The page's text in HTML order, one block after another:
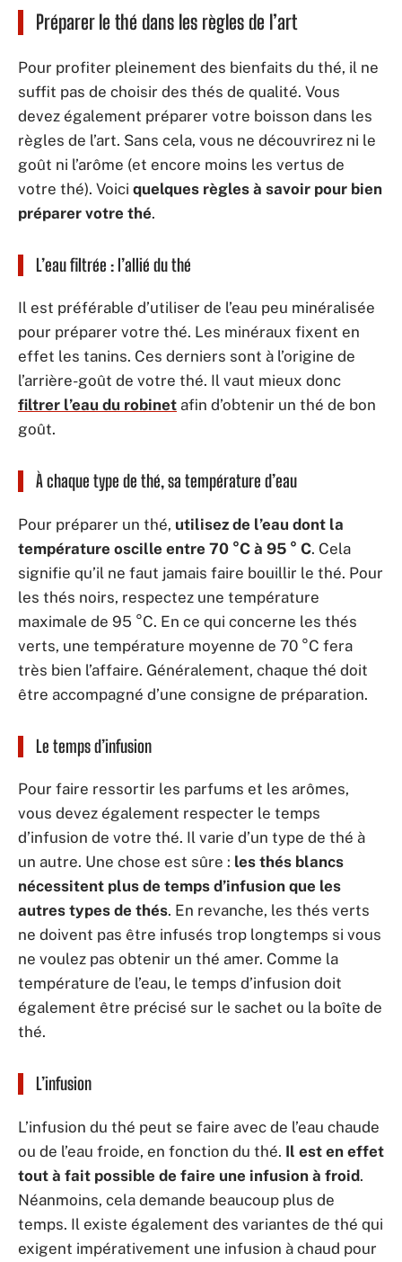
Préparer le thé dans les règles de l’art
Pour profiter pleinement des bienfaits du thé, il ne
suffit pas de choisir des thés de qualité. Vous
devez également préparer votre boisson dans les
règles de l’art. Sans cela, vous ne découvrirez ni le
goût ni l’arôme (et encore moins les vertus de
votre thé). Voici quelques règles à savoir pour bien
préparer votre thé.
L’eau filtrée : l’allié du thé
Il est préférable d’utiliser de l’eau peu minéralisée
pour préparer votre thé. Les minéraux fixent en
effet les tanins. Ces derniers sont à l’origine de
l’arrière-goût de votre thé. Il vaut mieux donc
filtrer l’eau du robinet afin d’obtenir un thé de bon
goût.
À chaque type de thé, sa température d’eau
Pour préparer un thé, utilisez de l’eau dont la
température oscille entre 70 °C à 95 ° C. Cela
signifie qu’il ne faut jamais faire bouillir le thé. Pour
les thés noirs, respectez une température
maximale de 95 °C. En ce qui concerne les thés
verts, une température moyenne de 70 °C fera
très bien l’affaire. Généralement, chaque thé doit
être accompagné d’une consigne de préparation.
Le temps d’infusion
Pour faire ressortir les parfums et les arômes,
vous devez également respecter le temps
d’infusion de votre thé. Il varie d’un type de thé à
un autre. Une chose est sûre : les thés blancs
nécessitent plus de temps d’infusion que les
autres types de thés. En revanche, les thés verts
ne doivent pas être infusés trop longtemps si vous
ne voulez pas obtenir un thé amer. Comme la
température de l’eau, le temps d’infusion doit
également être précisé sur le sachet ou la boîte de
thé.
L’infusion
L’infusion du thé peut se faire avec de l’eau chaude
ou de l’eau froide, en fonction du thé. Il est en effet
tout à fait possible de faire une infusion à froid.
Néanmoins, cela demande beaucoup plus de
temps. Il existe également des variantes de thé qui
exigent impérativement une infusion à chaud pour